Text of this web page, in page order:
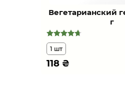
Вегетарианский
г
1 шт
118 ₴